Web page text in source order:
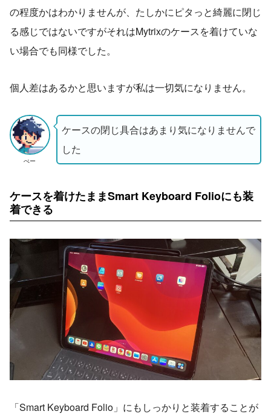
の程度かはわかりませんが、たしかにピタっと綺麗に閉じ
る感じではないですがそれはMytrixのケースを着けていな
い場合でも同様でした。
個人差はあるかと思いますが私は一切気になりません。
ぺー
ケースの閉じ具合はあまり気になりませんで
した
ケースを着けたままSmart Keyboard Folioにも装
着できる
「Smart Keyboard Folio」にもしっかりと装着することが